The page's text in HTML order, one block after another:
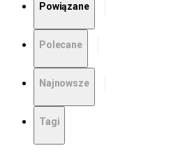
Powiązane
Polecane
Najnowsze
Tagi